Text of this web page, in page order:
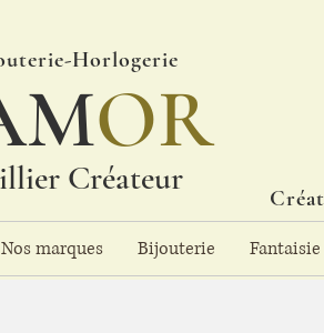
Horlogerie
OR
Créateur
Nos marques Bijouterie Fantaisie